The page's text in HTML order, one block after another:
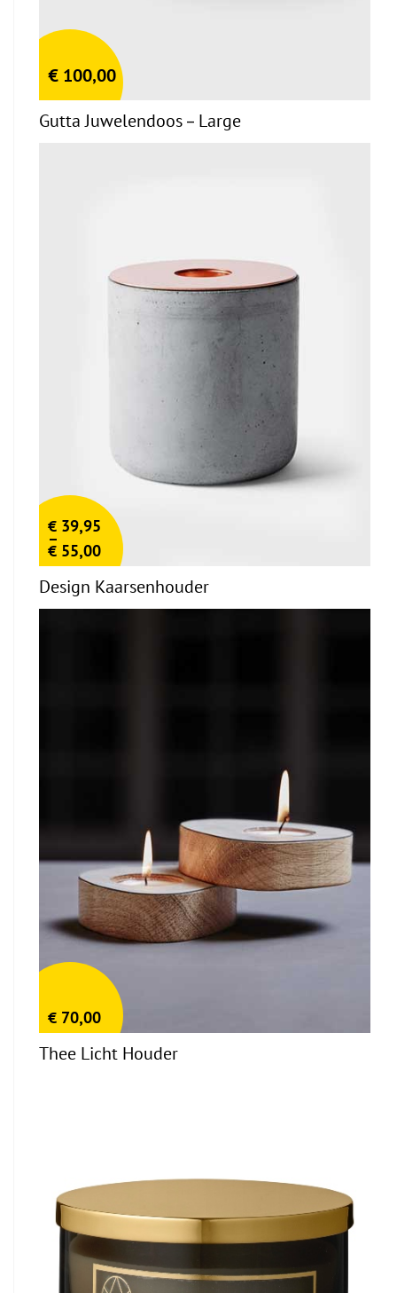
€ 100,00
Gutta Juwelendoos – Large
€ 39,95
–
€ 55,00
Design Kaarsenhouder
€ 70,00
Thee Licht Houder